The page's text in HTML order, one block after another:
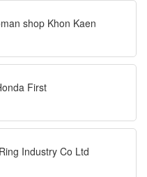
shop Khon Kaen
First
Industry Co Ltd